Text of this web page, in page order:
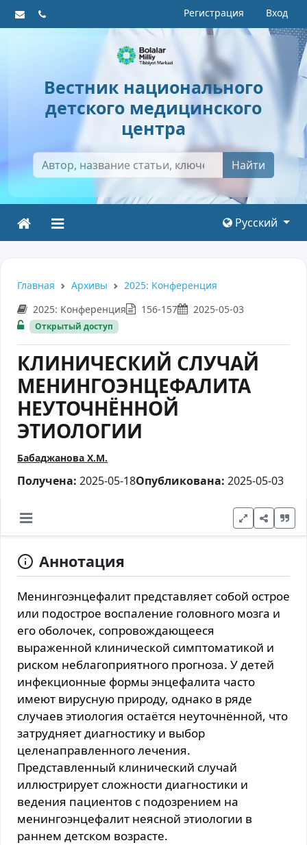
Регистрация Вход
Вестник национального
детского медицинского
центра
Найти
Русский
Главная Архивы
2025: Kонференция
2025: Kонференция
156-157 2025-05-03
Открытый доступ
КЛИНИЧЕСКИЙ СЛУЧАЙ
МЕНИНГОЭНЦЕФАЛИТА
НЕУТОЧНЁННОЙ
ЭТИОЛОГИИ
Бабаджанова Х.М.
Получена: 2025-05-18Опубликована: 2025-05-03
Аннотация
Менингоэнцефалит представляет собой острое
или подострое воспаление головного мозга и
его оболочек, сопровождающееся
выраженной клинической симптоматикой и
риском неблагоприятного прогноза. У детей
инфекционные формы энцефалита часто
имеют вирусную природу, однако в ряде
случаев этиология остаётся неуточнённой, что
затрудняет диагностику и выбор
целенаправленного лечения.
Представленный клинический случай
иллюстрирует сложности диагностики и
ведения пациентов с подозрением на
менингоэнцефалит неясной этиологии в
раннем детском возрасте.